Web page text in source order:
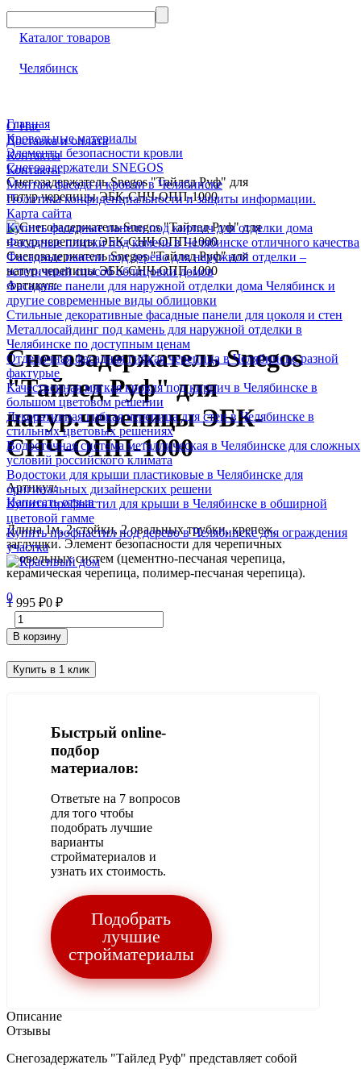
Каталог товаров
Челябинск
О Нас
Доставка и оплата
Контакты
Контакты
Монтаж фасада и кровли в Челябинске
Политика конфиденциальности и защиты информации.
Карта сайта
Купить фасадные панели под кирпич для отделки дома
Фасадные плитки под камень в Челябинске отличного качества
Фасадные панели под дерево для наружной отделки –
эстетичный способ облицовки домов
Фасадные панели для наружной отделки дома Челябинск и
другие современные виды облицовки
Стильные декоративные фасадные панели для цоколя и стен
Металлосайдинг под камень для наружной отделки в
Челябинске по доступным ценам
Отделочная фасадная гибкая черепица в Челябинске разной
фактурые
Качественная мягкая кровля под кирпич в Челябинске в
большом цветовом решении
Декоративная гибкая черепица для стен в Челябинске в
стильных цветовых решениях
Водосточная система металлическая в Челябинске для сложных
условий российского климата
Водостоки для крыши пластиковые в Челябинске для
оригинальных дизайнерских решени
Купить профнастил для крыши в Челябинске в обширной
цветовой гамме
Купить профнастил под дерево в Челябинске для ограждения
участка
0
Главная
Кровельные материалы
Элементы безопасности кровли
Снегозадержатели SNEGOS
Снегозадержатель Snegos "Тайлед Руф" для
натур.черепицы ЭБК-СНЧ-ОПП-1000
Снегозадержатель Snegos "Тайлед Руф" для
натур.черепицы ЭБК-СНЧ-ОПП-1000
Артикул:
Снегозадержатель Snegos
"Тайлед Руф" для
натур.черепицы ЭБК-
СНЧ-ОПП-1000
Артикул:
Написать отзыв
Длина 1м, 2 стойки, 2 овальных трубки, крепеж,
заглушки. Элемент безопасности для черепичных
кровельных систем (цементно-песчаная черепица,
керамическая черепица, полимер-песчаная черепица).
1 995 ₽0 ₽
В корзину
Купить в 1 клик
Быстрый online-
подбор
материалов:
Ответьте на 7 вопросов
для того чтобы
подобрать лучшие
варианты
стройматериалов и
узнать их стоимость.
Подобрать
лучшие
стройматериалы
Описание
Отзывы
Снегозадержатель "Тайлед Руф" представляет собой